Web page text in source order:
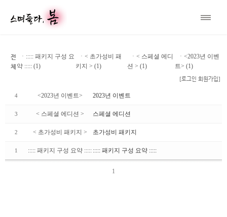
전
체
ㆍ ::::: 패키지 구성 요
약 ::::: (1)
ㆍ < 초가성비 패
키지 > (1)
ㆍ < 스페셜 에디
션 > (1)
ㆍ <2023년 이벤
트> (1)
[로그인 회원가입]
4 <2023년 이벤트> 2023년 이벤트
3 < 스페셜 에디션 > 스페셜 에디션
2 < 초가성비 패키지 > 초가성비 패키지
1 ::::: 패키지 구성 요약 ::::: ::::: 패키지 구성 요약 :::::
1